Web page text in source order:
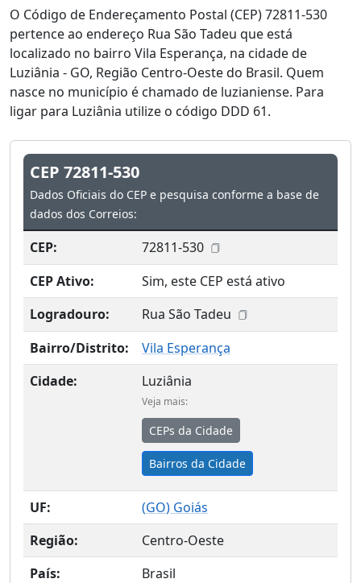
O Código de Endereçamento Postal (CEP) 72811-530
pertence ao endereço Rua São Tadeu que está
localizado no bairro Vila Esperança, na cidade de
Luziânia - GO, Região Centro-Oeste do Brasil. Quem
nasce no município é chamado de luzianiense. Para
ligar para Luziânia utilize o código DDD 61.
CEP 72811-530
Dados Oficiais do CEP e pesquisa conforme a base de
dados dos Correios:
CEP:
72811-530
CEP Ativo:
Sim, este CEP está ativo
Logradouro:
Rua São Tadeu
Bairro/Distrito:
Vila Esperança
Cidade:
Luziânia
Veja mais:
CEPs da Cidade
Bairros da Cidade
UF: (GO) Goiás
Região:
Centro-Oeste
País:
Brasil